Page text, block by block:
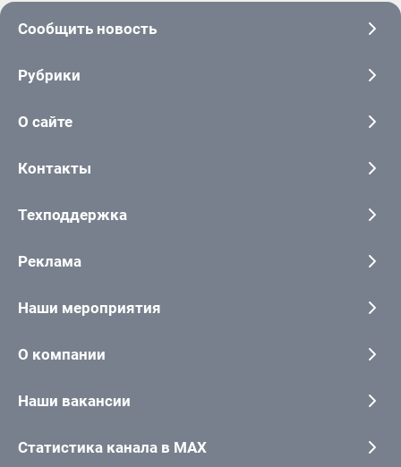
Сообщить новость
Рубрики
О сайте
Контакты
Техподдержка
Реклама
Наши мероприятия
О компании
Наши вакансии
Статистика канала в MAX